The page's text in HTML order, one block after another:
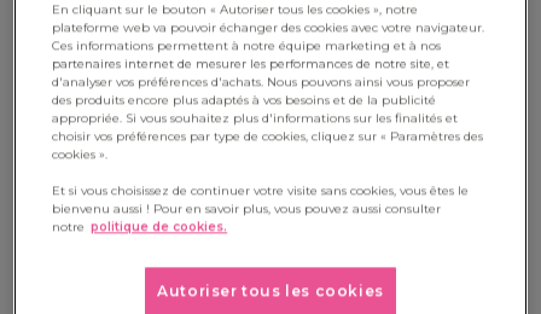
Pour cette fête des mères, nous vous proposons de cuisiner
avec vos élèves/enfants une recette simple et qui fera
connaissez déjà : les roses des sables. C'est une recette
En cliquant sur le bouton « Autoriser tous les cookies », notre
plateforme web va pouvoir échanger des cookies avec votre navigateur.
Ces informations permettent à notre équipe marketing et à nos
partenaires internet de mesurer les performances de notre site, et
d'analyser vos préférences d'achats. Nous pouvons ainsi vous proposer
des produits encore plus adaptés à vos besoins et de la publicité
appropriée. Si vous souhaitez plus d'informations sur les finalités et
choisir vos préférences par type de cookies, cliquez sur « Paramètres des
cookies ».
Et si vous choisissez de continuer votre visite sans cookies, vous êtes le
bienvenu aussi ! Pour en savoir plus, vous pouvez aussi consulter
notre politique de cookies.
Autoriser tous les cookies